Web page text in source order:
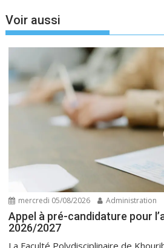
Voir aussi
mercredi 05/08/2026 Administration
Appel à pré-candidature pour
2026/2027